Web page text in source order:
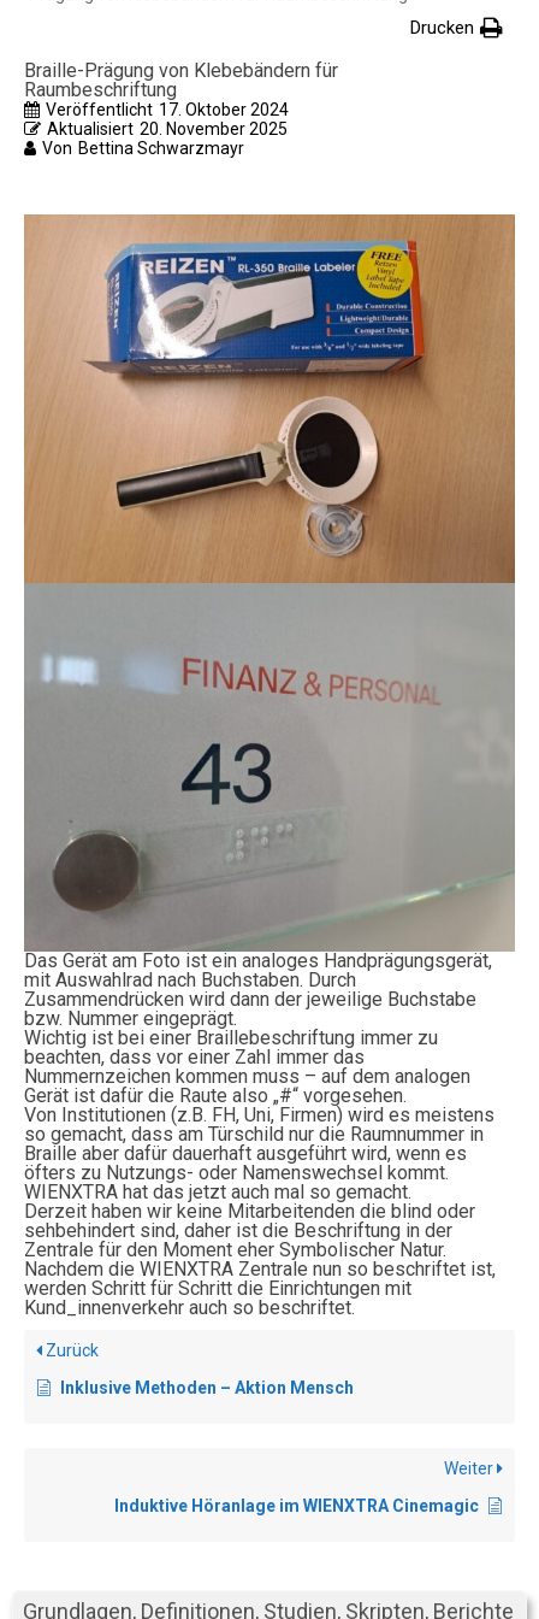
Drucken
Braille-Prägung von Klebebändern für
Raumbeschriftung
Veröffentlicht 17. Oktober 2024
Aktualisiert 20. November 2025
Von Bettina Schwarzmayr
Das Gerät am Foto ist ein analoges Handprägungsgerät,
mit Auswahlrad nach Buchstaben. Durch
Zusammendrücken wird dann der jeweilige Buchstabe
bzw. Nummer eingeprägt.
Wichtig ist bei einer Braillebeschriftung immer zu
beachten, dass vor einer Zahl immer das
Nummernzeichen kommen muss – auf dem analogen
Gerät ist dafür die Raute also „#“ vorgesehen.
Von Institutionen (z.B. FH, Uni, Firmen) wird es meistens
so gemacht, dass am Türschild nur die Raumnummer in
Braille aber dafür dauerhaft ausgeführt wird, wenn es
öfters zu Nutzungs- oder Namenswechsel kommt.
WIENXTRA hat das jetzt auch mal so gemacht.
Derzeit haben wir keine Mitarbeitenden die blind oder
sehbehindert sind, daher ist die Beschriftung in der
Zentrale für den Moment eher Symbolischer Natur.
Nachdem die WIENXTRA Zentrale nun so beschriftet ist,
werden Schritt für Schritt die Einrichtungen mit
Kund_innenverkehr auch so beschriftet.
Zurück
Inklusive Methoden – Aktion Mensch
Weiter
Induktive Höranlage im WIENXTRA Cinemagic
Grundlagen, Definitionen, Studien, Skripten, Berichte